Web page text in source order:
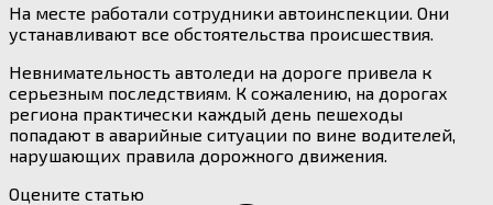
На месте работали сотрудники автоинспекции. Они
устанавливают все обстоятельства происшествия.
Невнимательность автоледи на дороге привела к
серьезным последствиям. К сожалению, на дорогах
региона практически каждый день пешеходы
попадают в аварийные ситуации по вине водителей,
нарушающих правила дорожного движения.
Оцените статью